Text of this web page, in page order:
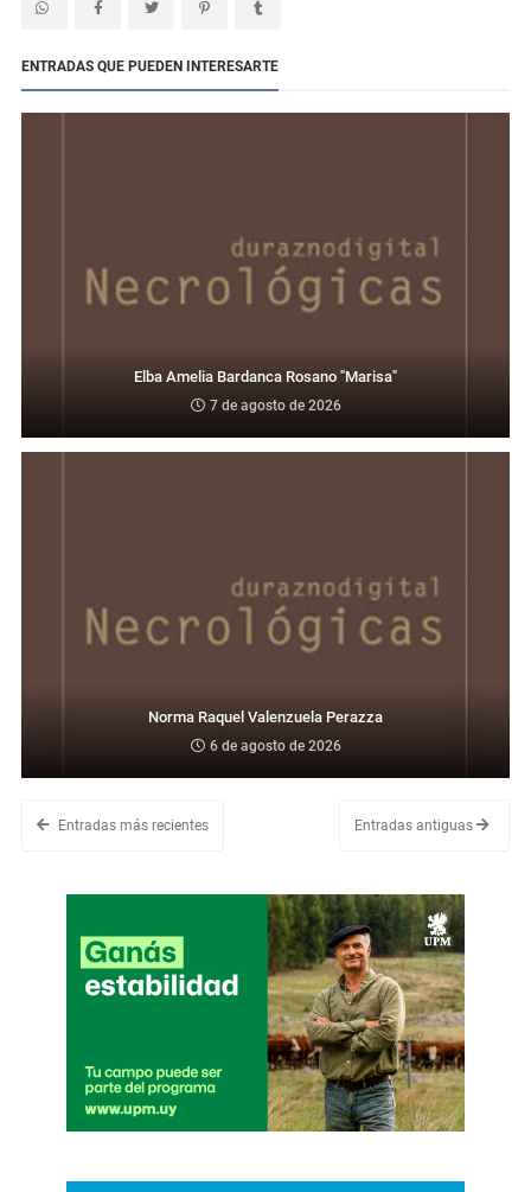
ENTRADAS QUE PUEDEN INTERESARTE
Elba Amelia Bardanca Rosano "Marisa"
7 de agosto de 2026
Norma Raquel Valenzuela Perazza
6 de agosto de 2026
Entradas más recientes Entradas antiguas